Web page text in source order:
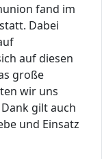
fand im
Dabei
auf diesen
große
wir uns
gilt auch
und Einsatz